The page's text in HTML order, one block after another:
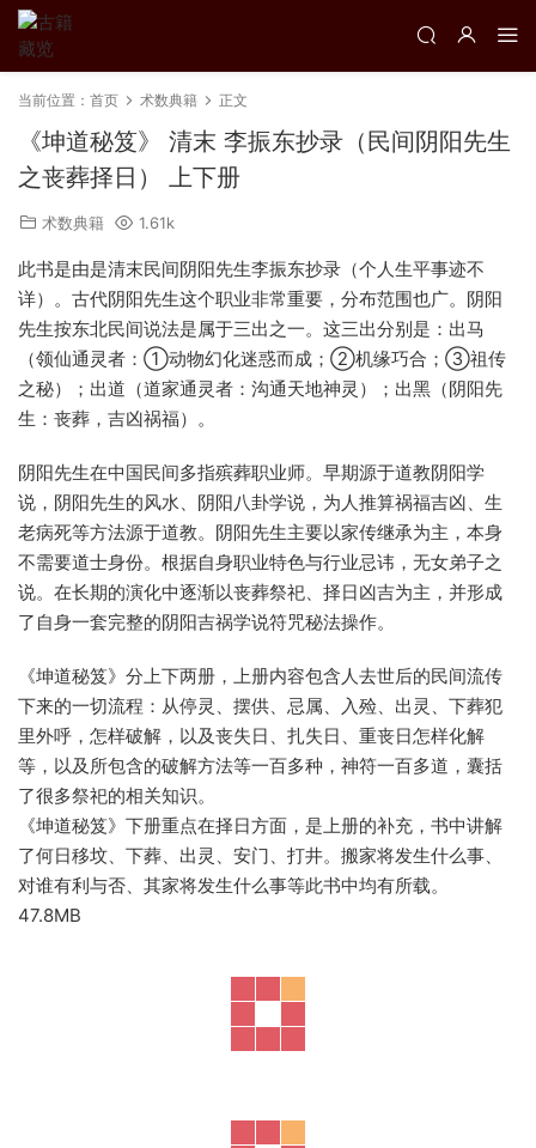
当前位置： 首页 术数典籍 正文
《坤道秘笈》 清末 李振东抄录（民间阴阳先生
之丧葬择日） 上下册
术数典籍 1.61k
此书是由是清末民间阴阳先生李振东抄录（个人生平事迹不
详）。古代阴阳先生这个职业非常重要，分布范围也广。阴阳
先生按东北民间说法是属于三出之一。这三出分别是：出马
（领仙通灵者：①动物幻化迷惑而成；②机缘巧合；③祖传
之秘）；出道（道家通灵者：沟通天地神灵）；出黑（阴阳先
生：丧葬，吉凶祸福）。
阴阳先生在中国民间多指殡葬职业师。早期源于道教阴阳学
说，阴阳先生的风水、阴阳八卦学说，为人推算祸福吉凶、生
老病死等方法源于道教。阴阳先生主要以家传继承为主，本身
不需要道士身份。根据自身职业特色与行业忌讳，无女弟子之
说。在长期的演化中逐渐以丧葬祭祀、择日凶吉为主，并形成
了自身一套完整的阴阳吉祸学说符咒秘法操作。
《坤道秘笈》分上下两册，上册内容包含人去世后的民间流传
下来的一切流程：从停灵、摆供、忌属、入殓、出灵、下葬犯
里外呼，怎样破解，以及丧失日、扎失日、重丧日怎样化解
等，以及所包含的破解方法等一百多种，神符一百多道，囊括
了很多祭祀的相关知识。
《坤道秘笈》下册重点在择日方面，是上册的补充，书中讲解
了何日移坟、下葬、出灵、安门、打井。搬家将发生什么事、
对谁有利与否、其家将发生什么事等此书中均有所载。
47.8MB